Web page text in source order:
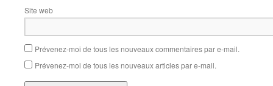
Site web
Prévenez-moi de tous les nouveaux commentaires par e-mail.
Prévenez-moi de tous les nouveaux articles par e-mail.